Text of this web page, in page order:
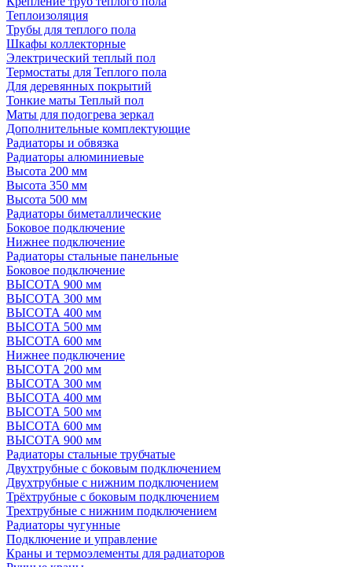
Теплоизоляция
Трубы для теплого пола
Шкафы коллекторные
Электрический теплый пол
Термостаты для Теплого пола
Для деревянных покрытий
Тонкие маты Теплый пол
Маты для подогрева зеркал
Дополнительные комплектующие
Радиаторы и обвязка
Радиаторы алюминиевые
Высота 200 мм
Высота 350 мм
Высота 500 мм
Радиаторы биметаллические
Боковое подключение
Нижнее подключение
Радиаторы стальные панельные
Боковое подключение
ВЫСОТА 900 мм
ВЫСОТА 300 мм
ВЫСОТА 400 мм
ВЫСОТА 500 мм
ВЫСОТА 600 мм
Нижнее подключение
ВЫСОТА 200 мм
ВЫСОТА 300 мм
ВЫСОТА 400 мм
ВЫСОТА 500 мм
ВЫСОТА 600 мм
ВЫСОТА 900 мм
Радиаторы стальные трубчатые
Двухтрубные с боковым подключением
Двухтрубные с нижним подключением
Трёхтрубные с боковым подключением
Трехтрубные с нижним подключением
Радиаторы чугунные
Подключение и управление
Краны и термоэлементы для радиаторов